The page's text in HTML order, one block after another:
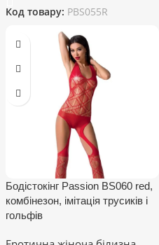
Код товару: PBS055R
Бодістокінг Passion BS060 red,
комбінезон, імітація трусиків і
гольфів